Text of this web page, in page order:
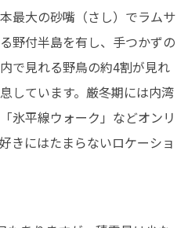
最大の砂嘴（さし）でラムサ
野付半島を有し、手つかずの
で見れる野鳥の約4割が見れ
しています。厳冬期には内湾
氷平線ウォーク」などオンリ
きにはたまらないロケーショ